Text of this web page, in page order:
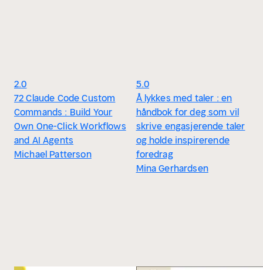
2.0
72 Claude Code Custom
Commands : Build Your
Own One-Click Workflows
and AI Agents
Michael Patterson
5.0
Å lykkes med taler : en
håndbok for deg som vil
skrive engasjerende taler
og holde inspirerende
foredrag
Mina Gerhardsen